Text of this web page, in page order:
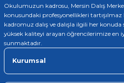
Okulumuzun kadrosu, Mersin Dalış
konusundaki profesyonellikleri
kadromuz dalış ve dalışla ilgili her
yüksek kaliteyi arayan öğrencilerimize en
sunmaktadır.
Kurumsal